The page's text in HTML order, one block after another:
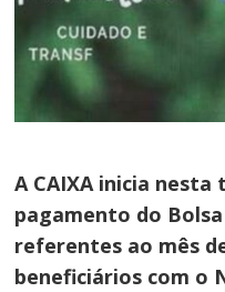
A CAIXA inicia
pagamento do
referentes ao mês
beneficiários com o